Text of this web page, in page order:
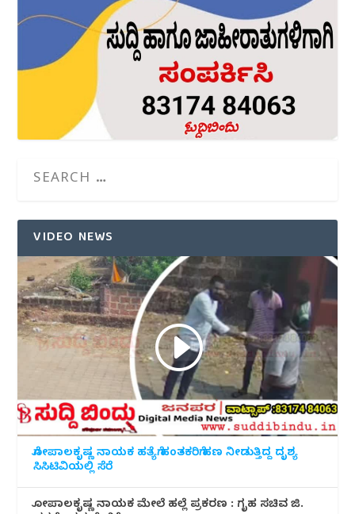
VIDEO NEWS
ಗೋಪಾಲಕೃಷ್ಣ ನಾಯಕ ಹತ್ಯೆಗೆ ಹಂತಕರಿಗೆ ಹಣ ನೀಡುತ್ತಿದ್ದ ದೃಶ್ಯ
ಸಿಸಿಟಿವಿಯಲ್ಲಿ ಸೆರೆ
ಗೋಪಾಲಕೃಷ್ಣ ನಾಯಕ ಮೇಲೆ ಹಲ್ಲೆ ಪ್ರಕರಣ : ಗೃಹ ಸಚಿವ ಜಿ.